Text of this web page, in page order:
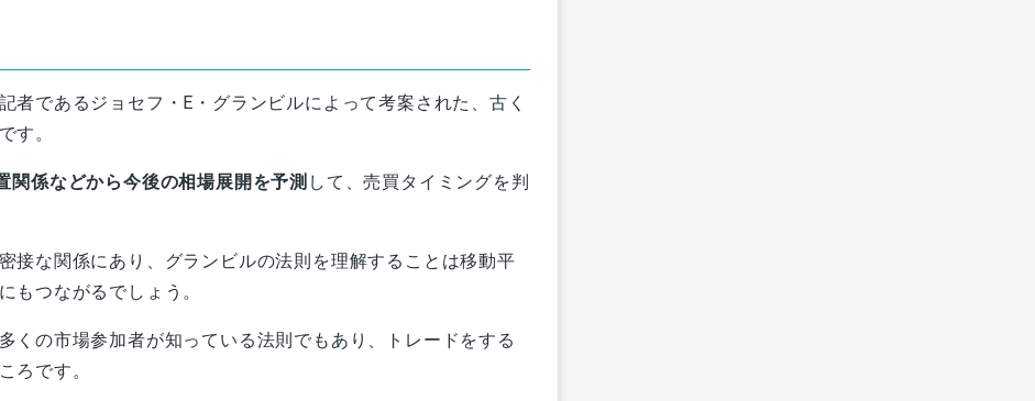
者であるジョセフ・E・グランビルによって考案された、古く
す。
関係などから今後の相場展開を予測 して、売買タイミングを判
接な関係にあり、グランビルの法則を理解することは移動平
もつながるでしょう。
くの市場参加者が知っている法則でもあり、トレードをする
ろです。